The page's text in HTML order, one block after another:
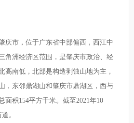
庆市，位于广东省中部偏西，西江中
角洲经济区范围，是肇庆市政治、经
高南低，北部是构造剥蚀山地为主，
，东邻鼎湖山和肇庆市鼎湖区，西与
面积154平方千米。截至2021年10
。